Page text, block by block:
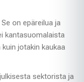
on epäreilua ja
kantasuomalaista
jotakin kaukaa
sektorista ja